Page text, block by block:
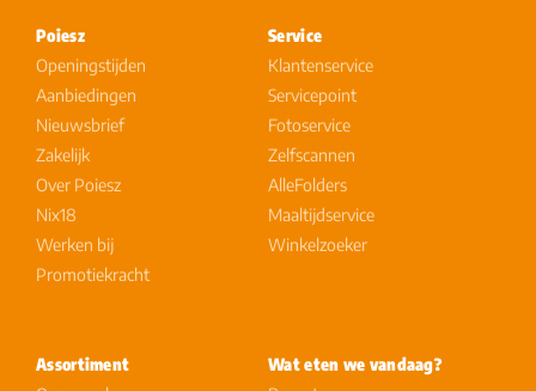
Poiesz
Openingstijden
Aanbiedingen
Nieuwsbrief
Zakelijk
Over Poiesz
Nix18
Werken bij
Promotiekracht
Service
Klantenservice
Servicepoint
Fotoservice
Zelfscannen
AlleFolders
Maaltijdservice
Winkelzoeker
Assortiment
Wat eten we vandaag?